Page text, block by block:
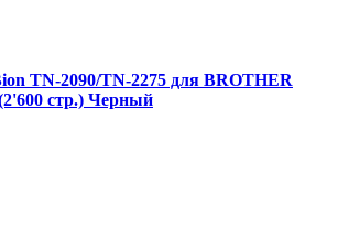
TN-2090/TN-2275 для BROTHER
стр.) Черный